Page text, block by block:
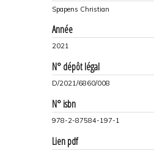
Spapens Christian
Année
2021
N° dépôt légal
D/2021/6860/008
N° isbn
978-2-87584-197-1
Lien pdf